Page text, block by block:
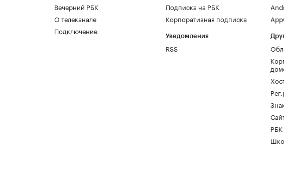
Вечерний РБК
О телеканале
Подключение
Подписка на РБК
Корпоративная подписка
Уведомления
RSS